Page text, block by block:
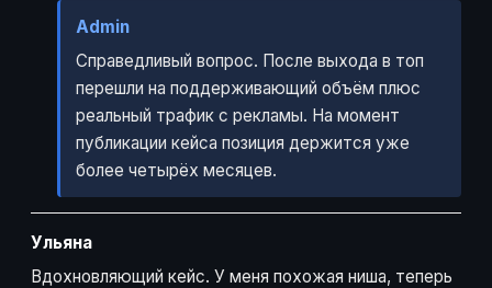
Admin
Справедливый вопрос. После выхода в топ
перешли на поддерживающий объём плюс
реальный трафик с рекламы. На момент
публикации кейса позиция держится уже
более четырёх месяцев.
Ульяна
Вдохновляющий кейс. У меня похожая ниша, теперь